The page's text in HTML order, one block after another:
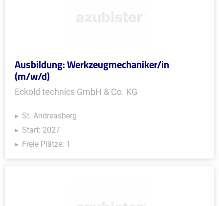
Ausbildung: Werkzeugmechaniker/in
(m/w/d)
Eckold technics GmbH & Co. KG
St. Andreasberg
Start: 2027
Freie Plätze: 1